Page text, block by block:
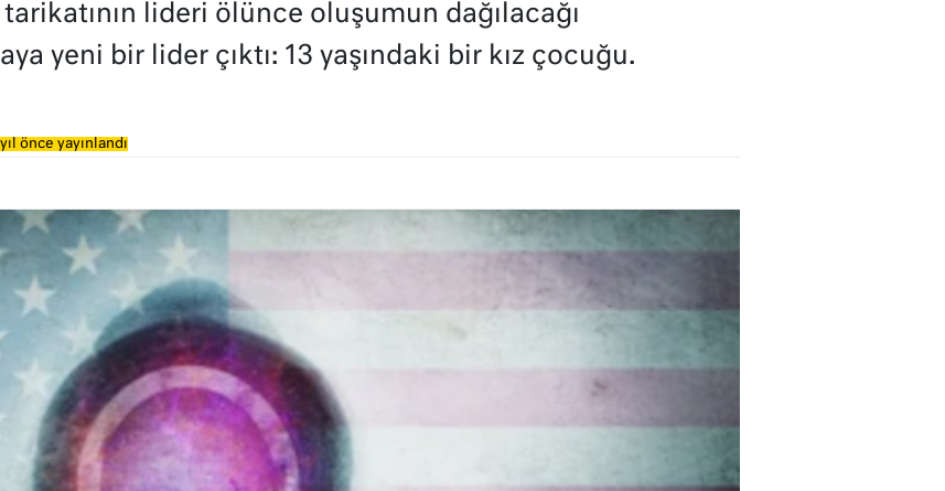
lideri ölünce oluşumun dağılacağı
yeni bir lider çıktı: 13 yaşındaki bir kız çocuğu.
önce yayınlandı